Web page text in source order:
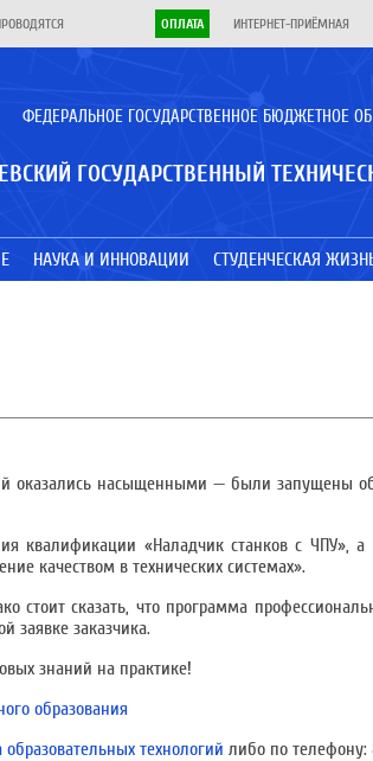
ОПЛАТА ИНТЕРНЕТ-ПРИЁМНАЯ
ФЕДЕРАЛЬНОЕ ГОСУДАРСТВЕННОЕ БЮДЖЕТНОЕ
ГОСУДАРСТВЕННЫЙ
НАУКА И ИННОВАЦИИ СТУДЕНЧЕСКАЯ
оказались насыщенными — были запущены
квалификации «Наладчик станков с ЧПУ»,
качеством в технических системах».
сказать, что программа
заявке заказчика.
знаний на практике!
образования
образовательных технологий либо по телефону: